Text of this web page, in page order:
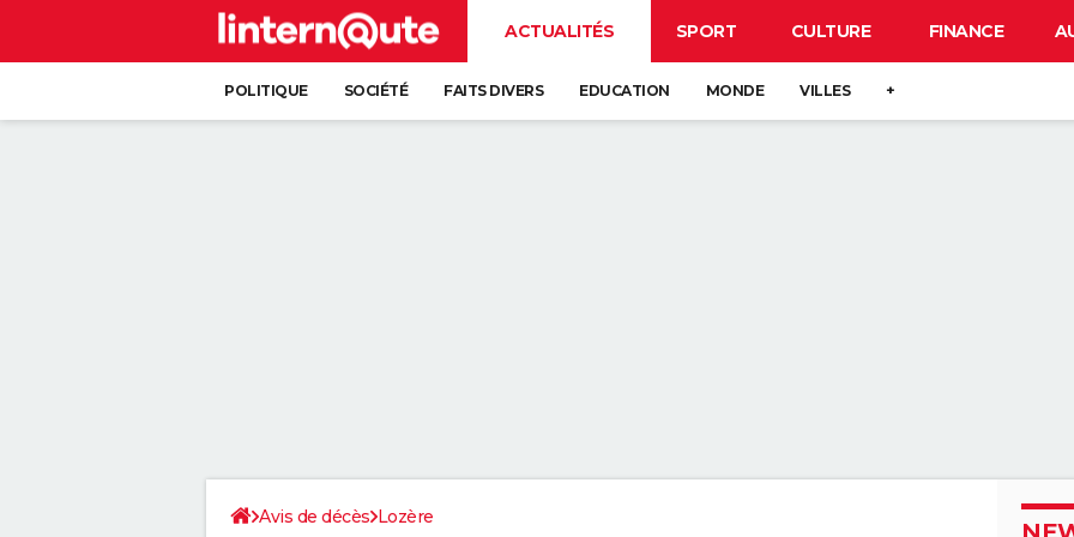
ACTUALITÉS SPORT CULTURE FINANCE
POLITIQUE SOCIÉTÉ FAITS DIVERS EDUCATION MONDE VILLES +
Avis de décès Lozère